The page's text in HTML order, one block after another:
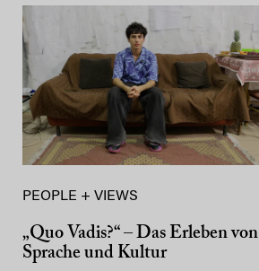
PEOPLE + VIEWS
„Quo Vadis?“ – Das Erleben von
Sprache und Kultur